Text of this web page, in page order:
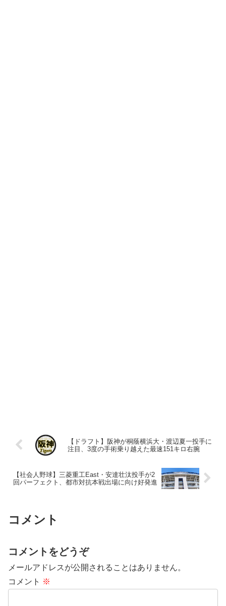
【ドラフト】阪神が桐蔭横浜大・渡辺夏一投手に
注目、3度の手術乗り越えた最速151キロ右腕
【社会人野球】三菱重工East・安達壮汰投手が2
回パーフェクト、都市対抗本戦出場に向け好発進
コメント
コメントをどうぞ
メールアドレスが公開されることはありません。
コメント ※